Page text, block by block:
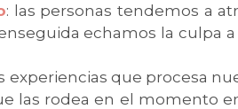
: las personas tendemos a
echamos la culpa
experiencias que procesa
las rodea en el momento